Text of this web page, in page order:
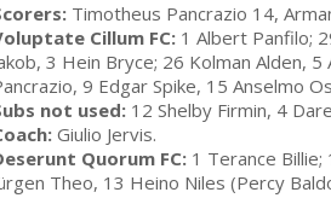
Timotheus Pancrazio 14,
Cillum FC: 1 Albert Panfilo;
3 Hein Bryce; 26 Kolman Alden,
9 Edgar Spike, 15 Anselmo
not used: 12 Shelby Firmin, 4
Giulio Jervis.
Quorum FC: 1 Terance
Theo, 13 Heino Niles (Percy